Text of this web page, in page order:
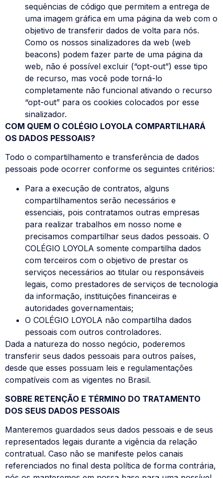
sequências de código que permitem a entrega de
uma imagem gráfica em uma página da web com o
objetivo de transferir dados de volta para nós.
Como os nossos sinalizadores da web (web
beacons) podem fazer parte de uma página da
web, não é possível excluir (“opt-out”) esse tipo
de recurso, mas você pode torná-lo
completamente não funcional ativando o recurso
“opt-out” para os cookies colocados por esse
sinalizador.
COM QUEM O COLÉGIO LOYOLA COMPARTILHARÁ
OS DADOS PESSOAIS?
Todo o compartilhamento e transferência de dados
pessoais pode ocorrer conforme os seguintes critérios:
Para a execução de contratos, alguns
compartilhamentos serão necessários e
essenciais, pois contratamos outras empresas
para realizar trabalhos em nosso nome e
precisamos compartilhar seus dados pessoais. O
COLÉGIO LOYOLA somente compartilha dados
com terceiros com o objetivo de prestar os
serviços necessários ao titular ou responsáveis
legais, como prestadores de serviços de tecnologia
da informação, instituições financeiras e
autoridades governamentais;
O COLÉGIO LOYOLA não compartilha dados
pessoais com outros controladores.
Dada a natureza do nosso negócio, poderemos
transferir seus dados pessoais para outros países,
desde que esses possuam leis e regulamentações
compatíveis com as vigentes no Brasil.
SOBRE RETENÇÃO E TÉRMINO DO TRATAMENTO
DOS SEUS DADOS PESSOAIS
Manteremos guardados seus dados pessoais e de seus
representados legais durante a vigência da relação
contratual. Caso não se manifeste pelos canais
referenciados no final desta política de forma contrária,